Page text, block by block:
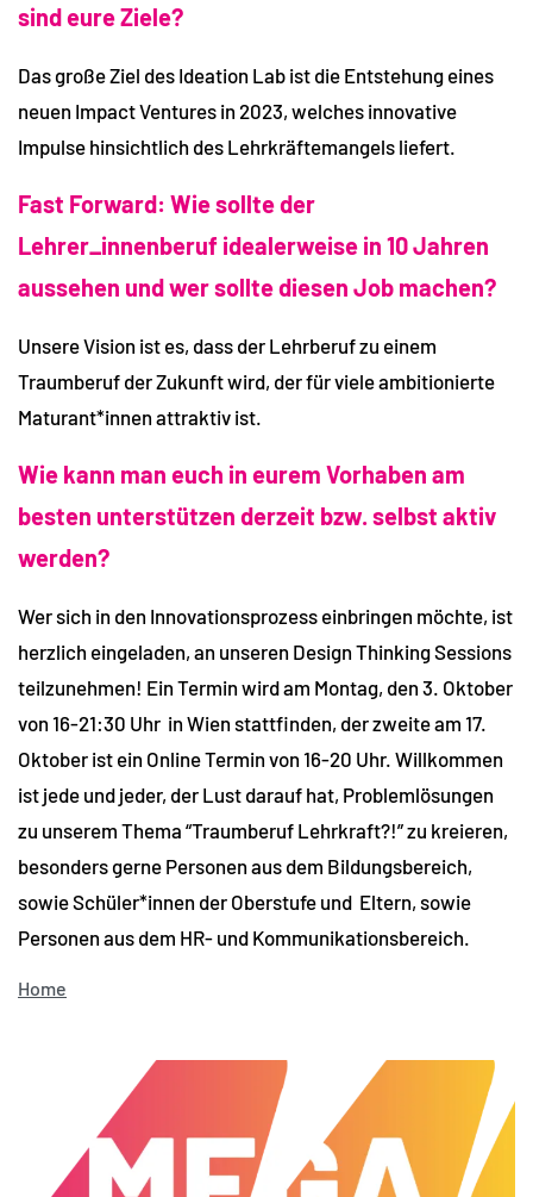
sind eure Ziele?
Das große Ziel des Ideation Lab ist die Entstehung eines
neuen Impact Ventures in 2023, welches innovative
Impulse hinsichtlich des Lehrkräftemangels liefert.
Fast Forward: Wie sollte der
Lehrer_innenberuf idealerweise in 10 Jahren
aussehen und wer sollte diesen Job machen?
Unsere Vision ist es, dass der Lehrberuf zu einem
Traumberuf der Zukunft wird, der für viele ambitionierte
Maturant*innen attraktiv ist.
Wie kann man euch in eurem Vorhaben am
besten unterstützen derzeit bzw. selbst aktiv
werden?
Wer sich in den Innovationsprozess einbringen möchte, ist
herzlich eingeladen, an unseren Design Thinking Sessions
teilzunehmen! Ein Termin wird am Montag, den 3. Oktober
von 16-21:30 Uhr in Wien stattfinden, der zweite am 17.
Oktober ist ein Online Termin von 16-20 Uhr. Willkommen
ist jede und jeder, der Lust darauf hat, Problemlösungen
zu unserem Thema “Traumberuf Lehrkraft?!” zu kreieren,
besonders gerne Personen aus dem Bildungsbereich,
sowie Schüler*innen der Oberstufe und Eltern, sowie
Personen aus dem HR- und Kommunikationsbereich.
Home